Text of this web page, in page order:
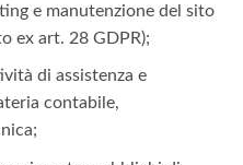
e manutenzione del sito
ex art. 28 GDPR);
di assistenza e
contabile,